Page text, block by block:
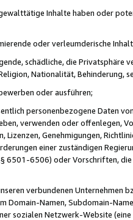
Inhalte haben oder
oder verleumderische
schädliche, die Privatsphäre
Nationalität, Behinderung,
oder ausführen;
personenbezogene Daten
verwenden oder offenlegen,
Lizenzen, Genehmigungen,
einer zuständigen
6501-6506) oder Vorschriften,
verbundenen Unternehmen
Domain-Namen, Subdomain-
sozialen Netzwerk-Website